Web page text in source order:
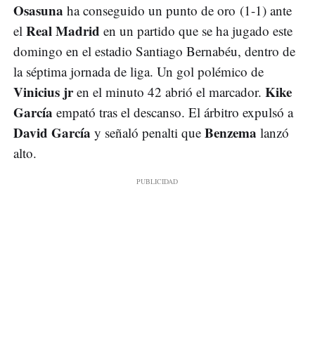
Osasuna ha conseguido un punto de oro (1-1) ante
el Real Madrid en un partido que se ha jugado este
domingo en el estadio Santiago Bernabéu, dentro de
la séptima jornada de liga. Un gol polémico de
Vinicius jren el minuto 42 abrió el marcador. Kike
García empató tras el descanso. El árbitro expulsó a
David García y señaló penalti que Benzema lanzó
alto.